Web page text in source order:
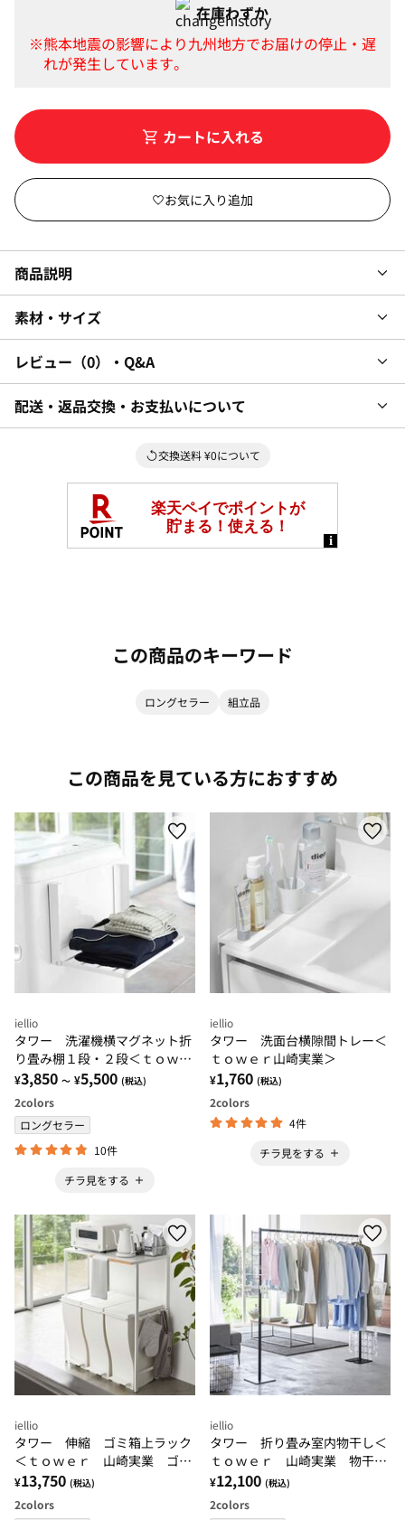
在庫わずか
カートに入れる
商品説明
素材・サイズ
レビュー 0 ・Q&A
配送・返品交換・お支払いについて
交換送料 ¥0について
この商品のキーワード
ロングセラー 組立品
この商品を見ている方におすすめ
iellio
タワー 洗濯機横マグネット折
り畳み棚１段・２段＜ｔｏｗｅ
ｒ 山崎実業＞
¥3,850 ～ ¥5,500 (税込)
2colors
ロングセラー
10件
チラ見をする
iellio
タワー 洗面台横隙間トレー＜
ｔｏｗｅｒ山崎実業＞
¥1,760 (税込)
2colors
4件
チラ見をする
iellio
タワー 伸縮 ゴミ箱上ラック
＜ｔｏｗｅｒ 山崎実業 ゴミ
箱 ごみ箱 ダストボックス
収納ラック＞
¥13,750 (税込)
2colors
iellio
タワー 折り畳み室内物干し＜
ｔｏｗｅｒ 山崎実業 物干し
ラック 物干し竿 折り畳み
コンパクト洗濯物干しスタンド
＞
¥12,100 (税込)
2colors